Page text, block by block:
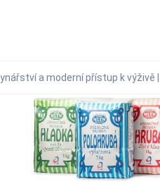
a moderní přístup k výživě |